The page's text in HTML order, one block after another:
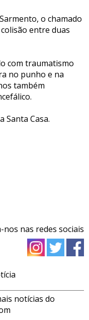
o chamado
entre duas
com traumatismo
no punho e na
também
Santa Casa.
nos nas redes sociais
notícias do